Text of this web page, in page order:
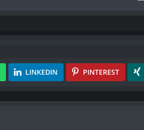
LINKEDIN PINTEREST